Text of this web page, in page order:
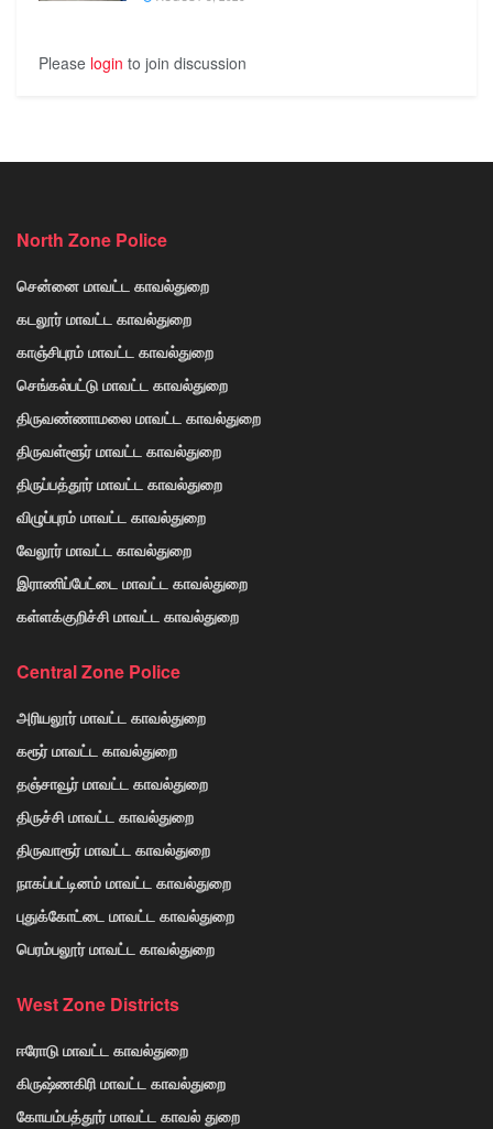
Please login to join discussion
North Zone Police
சென்னை மாவட்ட காவல்துறை
கடலூர் மாவட்ட காவல்துறை
காஞ்சிபுரம் மாவட்ட காவல்துறை
செங்கல்பட்டு மாவட்ட காவல்துறை
திருவண்ணாமலை மாவட்ட காவல்துறை
திருவள்ளூர் மாவட்ட காவல்துறை
திருப்பத்தூர் மாவட்ட காவல்துறை
விழுப்புரம் மாவட்ட காவல்துறை
வேலூர் மாவட்ட காவல்துறை
இராணிப்பேட்டை மாவட்ட காவல்துறை
கள்ளக்குறிச்சி மாவட்ட காவல்துறை
Central Zone Police
அரியலூர் மாவட்ட காவல்துறை
கரூர் மாவட்ட காவல்துறை
தஞ்சாவூர் மாவட்ட காவல்துறை
திருச்சி மாவட்ட காவல்துறை
திருவாரூர் மாவட்ட காவல்துறை
நாகப்பட்டினம் மாவட்ட காவல்துறை
புதுக்கோட்டை மாவட்ட காவல்துறை
பெரம்பலூர் மாவட்ட காவல்துறை
West Zone Districts
ஈரோடு மாவட்ட காவல்துறை
கிருஷ்ணகிரி மாவட்ட காவல்துறை
கோயம்பத்தூர் மாவட்ட காவல் துறை